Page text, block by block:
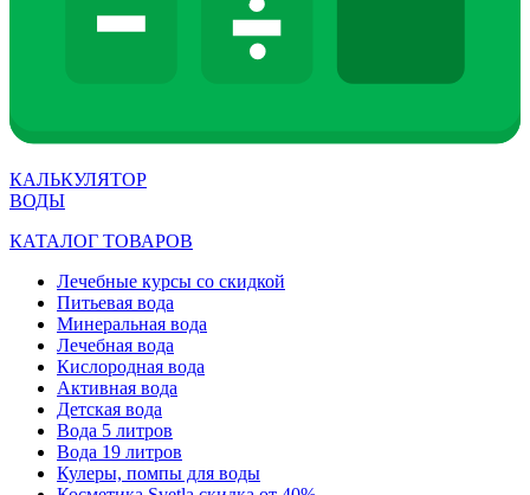
КАЛЬКУЛЯТОР
ВОДЫ
КАТАЛОГ ТОВАРОВ
Лечебные курсы со скидкой
Питьевая вода
Минеральная вода
Лечебная вода
Кислородная вода
Активная вода
Детская вода
Вода 5 литров
Вода 19 литров
Кулеры, помпы для воды